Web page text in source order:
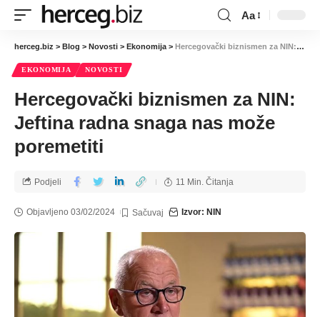
Aa
herceg.biz > Blog > Novosti > Ekonomija > Hercegovački biznismen za NIN: Jeftina radna snaga nas može poremetiti
EKONOMIJA NOVOSTI
Hercegovački biznismen za NIN:
Jeftina radna snaga nas može
poremetiti
Objavljeno 03/02/2024 Izvor: NIN
Podjeli 11 Min. Čitanja